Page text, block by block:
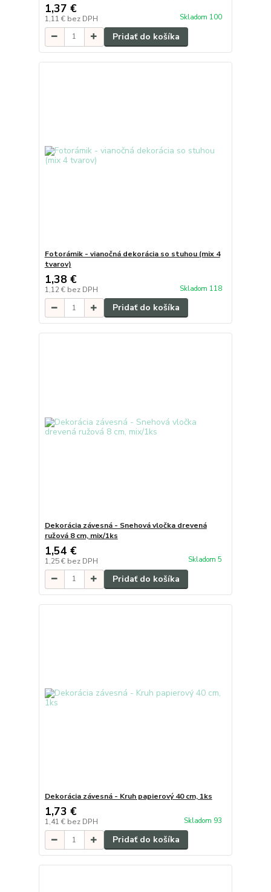
1,37 €
1,11 € bez DPH Skladom 100
Pridať do košíka
Fotorámik - vianočná dekorácia so stuhou (mix 4
tvarov)
1,38 €
1,12 € bez DPH Skladom 118
Pridať do košíka
Dekorácia závesná - Snehová vločka drevená
ružová 8 cm, mix/1ks
1,54 €
1,25 € bez DPH Skladom 5
Pridať do košíka
Dekorácia závesná - Kruh papierový 40 cm, 1ks
1,73 €
1,41 € bez DPH Skladom 93
Pridať do košíka